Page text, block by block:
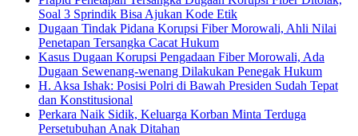
Soal 3 Sprindik Bisa Ajukan Kode Etik
Dugaan Tindak Pidana Korupsi Fiber Morowali, Ahli Nilai
Penetapan Tersangka Cacat Hukum
Kasus Dugaan Korupsi Pengadaan Fiber Morowali, Ada
Dugaan Sewenang-wenang Dilakukan Penegak Hukum
H. Aksa Ishak: Posisi Polri di Bawah Presiden Sudah Tepat
dan Konstitusional
Perkara Naik Sidik, Keluarga Korban Minta Terduga
Persetubuhan Anak Ditahan